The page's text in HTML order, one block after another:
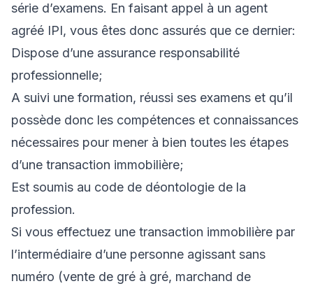
série d’examens. En faisant appel à un agent
agréé IPI, vous êtes donc assurés que ce dernier:
Dispose d’une assurance responsabilité
professionnelle;
A suivi une formation, réussi ses examens et qu’il
possède donc les compétences et connaissances
nécessaires pour mener à bien toutes les étapes
d’une transaction immobilière;
Est soumis au code de déontologie de la
profession.
Si vous effectuez une transaction immobilière par
l’intermédiaire d’une personne agissant sans
numéro (vente de gré à gré, marchand de